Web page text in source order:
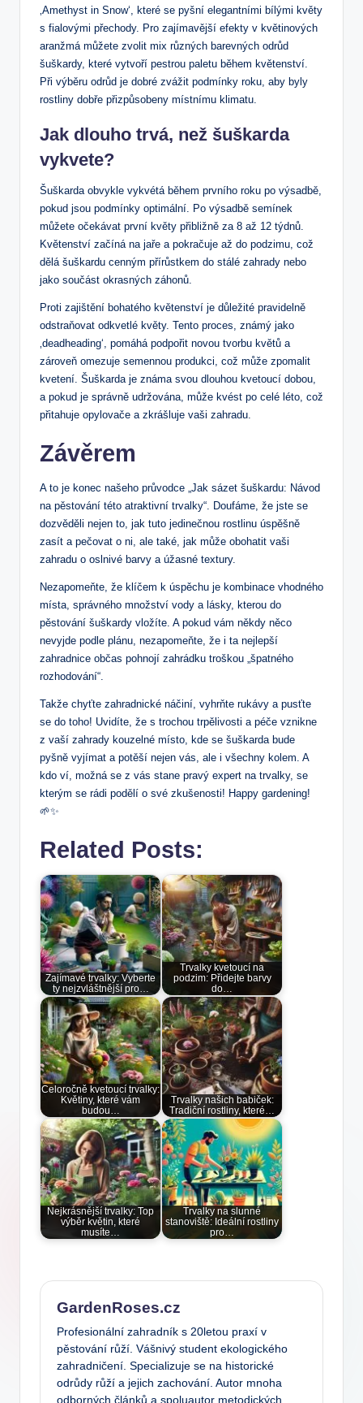
‚Amethyst in Snow‘, které se pyšní elegantními bílými květy
s fialovými přechody. Pro zajímavější efekty v květinových
aranžmá můžete zvolit mix různých barevných odrůd
šuškardy, které vytvoří pestrou paletu během květenství.
Při výběru odrůd je dobré zvážit podmínky roku, aby byly
rostliny dobře přizpůsobeny místnímu klimatu.
Jak dlouho trvá, než šuškarda
vykvete?
Šuškarda obvykle vykvétá během prvního roku po výsadbě,
pokud jsou podmínky optimální. Po výsadbě semínek
můžete očekávat první květy přibližně za 8 až 12 týdnů.
Květenství začíná na jaře a pokračuje až do podzimu, což
dělá šuškardu cenným přírůstkem do stálé zahrady nebo
jako součást okrasných záhonů.
Proti zajištění bohatého květenství je důležité pravidelně
odstraňovat odkvetlé květy. Tento proces, známý jako
‚deadheading‘, pomáhá podpořit novou tvorbu květů a
zároveň omezuje semennou produkci, což může zpomalit
kvetení. Šuškarda je známa svou dlouhou kvetoucí dobou,
a pokud je správně udržována, může kvést po celé léto, což
přitahuje opylovače a zkrášluje vaši zahradu.
Závěrem
A to je konec našeho průvodce „Jak sázet šuškardu: Návod
na pěstování této atraktivní trvalky“. Doufáme, že jste se
dozvěděli nejen to, jak tuto jedinečnou rostlinu úspěšně
zasít a pečovat o ni, ale také, jak může obohatit vaši
zahradu o oslnivé barvy a úžasné textury.
Nezapomeňte, že klíčem k úspěchu je kombinace vhodného
místa, správného množství vody a lásky, kterou do
pěstování šuškardy vložíte. A pokud vám někdy něco
nevyjde podle plánu, nezapomeňte, že i ta nejlepší
zahradnice občas pohnojí zahrádku troškou „špatného
rozhodování“.
Takže chyťte zahradnické náčiní, vyhrňte rukávy a pusťte
se do toho! Uvidíte, že s trochou trpělivosti a péče vznikne
z vaší zahrady kouzelné místo, kde se šuškarda bude
pyšně vyjímat a potěší nejen vás, ale i všechny kolem. A
kdo ví, možná se z vás stane pravý expert na trvalky, se
kterým se rádi podělí o své zkušenosti! Happy gardening!
🌱✨
Related Posts:
Zajímavé trvalky: Vyberte
ty nejzvláštnější pro…
Trvalky kvetoucí na
podzim: Přidejte barvy
do…
Celoročně kvetoucí trvalky:
Květiny, které vám
budou…
Trvalky našich babiček:
Tradiční rostliny, které…
Nejkrásnější trvalky: Top
výběr květin, které
musíte…
Trvalky na slunné
stanoviště: Ideální rostliny
pro…
GardenRoses.cz
Profesionální zahradník s 20letou praxí v
pěstování růží. Vášnivý student ekologického
zahradničení. Specializuje se na historické
odrůdy růží a jejich zachování. Autor mnoha
odborných článků a spoluautor metodických